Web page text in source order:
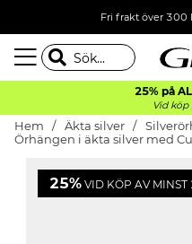
Fri frakt över 300
25% på
Vid köp
Hem Äkta silver
Örhängen i äkta silver med
25% VID KÖP AV MINST